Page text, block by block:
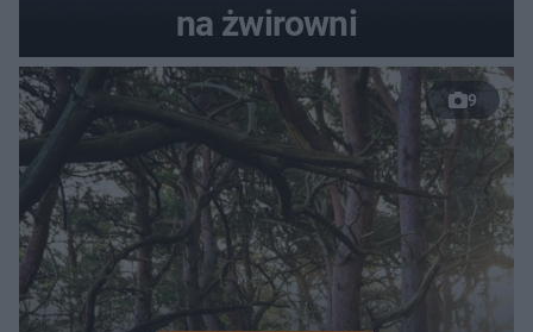
na żwirowni
9